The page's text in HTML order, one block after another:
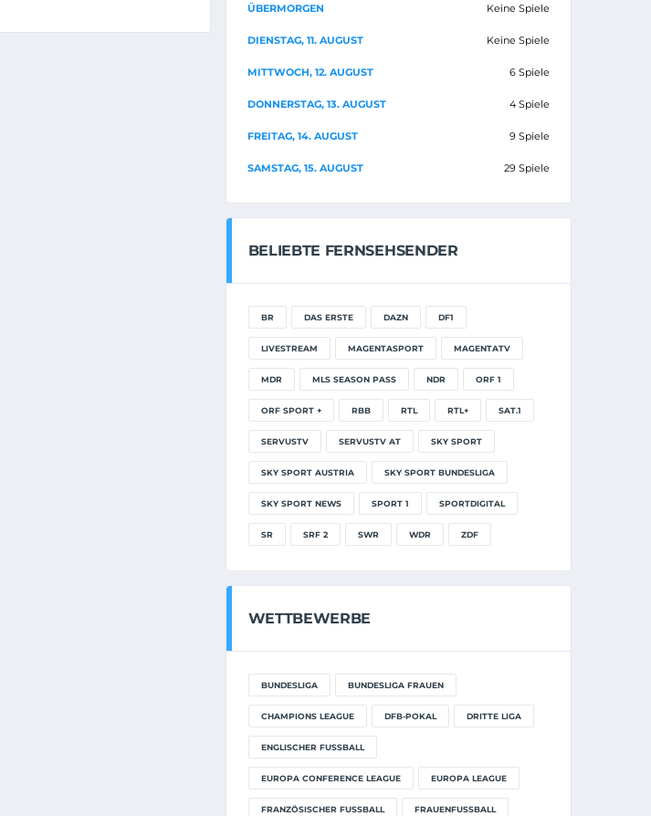
ÜBERMORGEN Keine Spiele
DIENSTAG, 11. AUGUST Keine Spiele
MITTWOCH, 12. AUGUST 6 Spiele
DONNERSTAG, 13. AUGUST 4 Spiele
FREITAG, 14. AUGUST 9 Spiele
SAMSTAG, 15. AUGUST 29 Spiele
BELIEBTE FERNSEHSENDER
BR DAS ERSTE DAZN DF1
LIVESTREAM MAGENTASPORT MAGENTATV
MDR MLS SEASON PASS NDR ORF 1
ORF SPORT + RBB RTL RTL+ SAT.1
SERVUSTV SERVUSTV AT SKY SPORT
SKY SPORT AUSTRIA SKY SPORT BUNDESLIGA
SKY SPORT NEWS SPORT 1 SPORTDIGITAL
SR SRF 2 SWR WDR ZDF
WETTBEWERBE
BUNDESLIGA BUNDESLIGA FRAUEN
CHAMPIONS LEAGUE DFB-POKAL DRITTE LIGA
ENGLISCHER FUSSBALL
EUROPA CONFERENCE LEAGUE EUROPA LEAGUE
FRANZÖSISCHER FUSSBALL FRAUENFUSSBALL